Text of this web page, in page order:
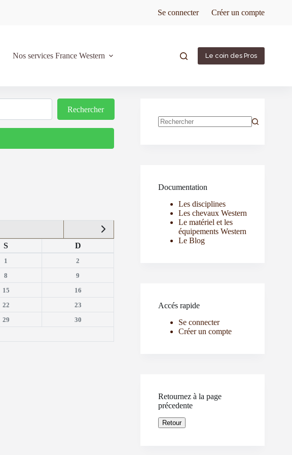
Se connecter Créer un compte
Nos services France Western Le coin des Pros
RechercherRechercher
S D
1
2
8
9
15
16
22
23
29
30
Documentation
Les disciplines
Les chevaux Western
Le matériel et les
équipements Western
Le Blog
Accés rapide
Se connecter
Créer un compte
Retournez à la page
précedente